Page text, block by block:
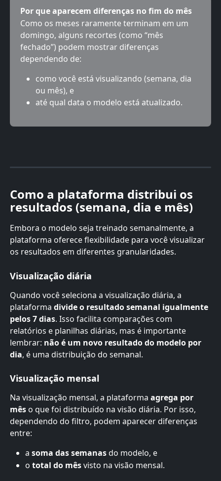
Por que aparecem diferenças no fim do mês
Como os meses raramente terminam em um
domingo, alguns recortes (como “mês
fechado”) podem mostrar diferenças
dependendo de:
como você está visualizando (semana, dia
ou mês), e
até qual data o modelo está atualizado.
Como a plataforma distribui os
resultados (semana, dia e mês)
Embora o modelo seja treinado semanalmente, a
plataforma oferece flexibilidade para você visualizar
os resultados em diferentes granularidades.
Visualização diária
Quando você seleciona a visualização diária, a
plataforma divide o resultado semanal igualmente
pelos 7 dias. Isso facilita comparações com
relatórios e planilhas diárias, mas é importante
lembrar: não é um novo resultado do modelo por
dia, é uma distribuição do semanal.
Visualização mensal
Na visualização mensal, a plataforma agrega por
mês o que foi distribuído na visão diária. Por isso,
dependendo do filtro, podem aparecer diferenças
entre:
a soma das semanas do modelo, e
o total do mês visto na visão mensal.